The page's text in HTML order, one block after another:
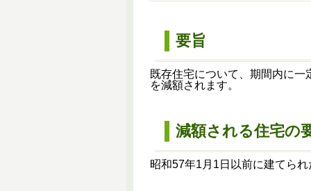
要旨
既存住宅について、期間内に
を減額されます。
減額される住宅の
昭和57年1月1日以前に建てられ